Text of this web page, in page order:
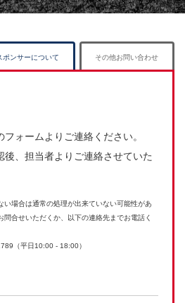
ポンサーについて その他お問い合わせ
ォームよりご連絡ください。
後、担当者よりご連絡させていた
場合は通常の処理が出来ていない可能性があ
問合せいただくか、以下の連絡先までお電話く
（平日10:00 ‐ 18:00）